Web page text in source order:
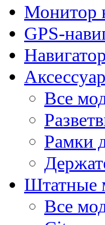
Монитор
GPS-
Все
Рамки
Штатные
Все